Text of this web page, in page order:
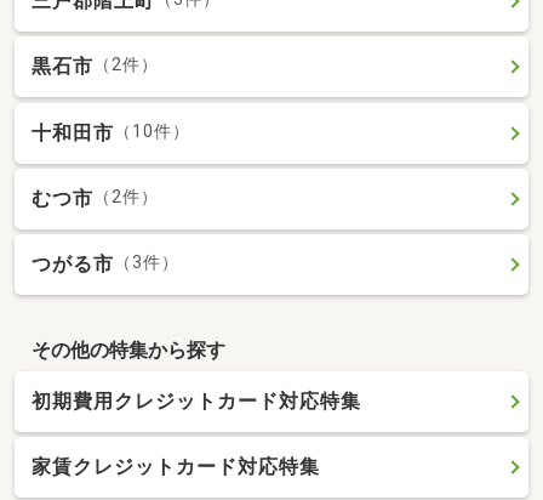
黒石市 （2件）
十和田市 （10件）
むつ市 （2件）
つがる市 （3件）
その他の特集から探す
初期費用クレジットカード対応特集
家賃クレジットカード対応特集